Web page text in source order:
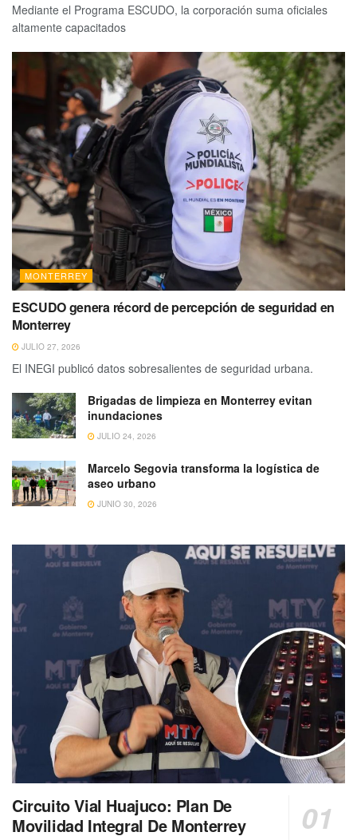
Mediante el Programa ESCUDO, la corporación suma oficiales
altamente capacitados
MONTERREY
ESCUDO genera récord de percepción de seguridad en
Monterrey
JULIO 27, 2026
El INEGI publicó datos sobresalientes de seguridad urbana.
Brigadas de limpieza en Monterrey evitan
inundaciones
JULIO 24, 2026
Marcelo Segovia transforma la logística de
aseo urbano
JUNIO 30, 2026
Circuito Vial Huajuco: Plan De
Movilidad Integral De Monterrey